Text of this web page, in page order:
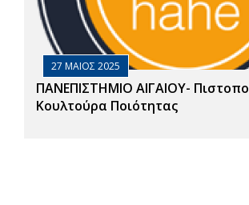
27 ΜΑΙΟΣ 2025
ΠΑΝΕΠΙΣΤΗΜΙΟ ΑΙΓΑΙΟΥ-
Κουλτούρα Ποιότητας